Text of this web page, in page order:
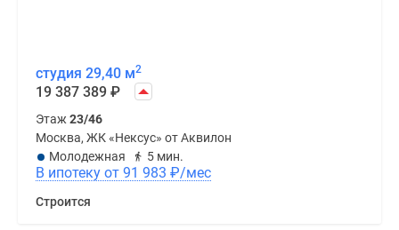
студия 29,40 м2
19 387 389 ₽
Этаж23/46
Москва, ЖК «Нексус» от Аквилон
Молодежная
5 мин.
В ипотеку от 91 983 ₽/мес
Строится